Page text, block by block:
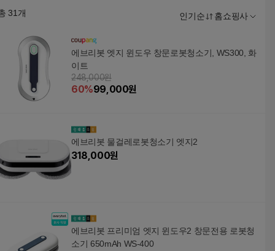
31 개 인기순 홈쇼핑사
에브리봇 엣지 윈도우 창문로봇청소기, WS300, 화
이트
248,000원
60%99,000원
에브리봇 물걸레로봇청소기 엣지2
318,000원
에브리봇 프리미엄 엣지 윈도우2 창문전용 로봇청
소기 650mAh WS-400